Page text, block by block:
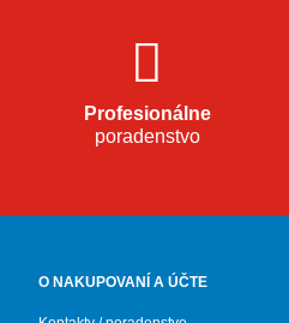
Profesionálne
poradenstvo
O NAKUPOVANÍ A ÚČTE